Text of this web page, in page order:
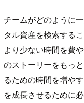
チームがどのように
タル資産を検索する
より少ない時間を費
のストーリーをもっ
るための時間を増や
を成長させるために